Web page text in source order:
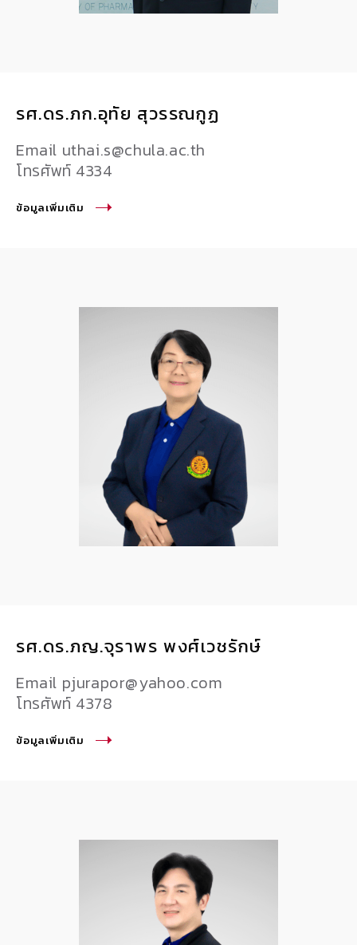
รศ.ดร.ภก.อุทัย สุวรรณกูฏ
Email uthai.s@chula.ac.th
โทรศัพท์ 4334
ข้อมูลเพิ่มเติม
รศ.ดร.ภญ.จุราพร พงศ์เวชรักษ์
Email pjurapor@yahoo.com
โทรศัพท์ 4378
ข้อมูลเพิ่มเติม